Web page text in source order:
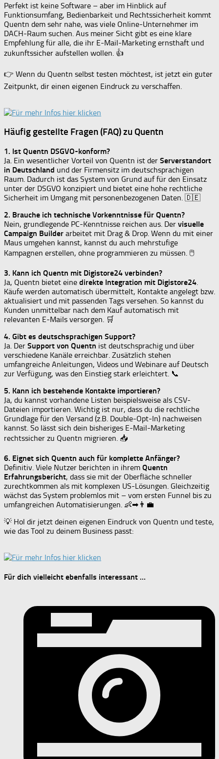
Perfekt ist keine Software – aber im Hinblick auf
Funktionsumfang, Bedienbarkeit und Rechtssicherheit kommt
Quentn dem sehr nahe, was viele Online-Unternehmer im
DACH-Raum suchen. Aus meiner Sicht gibt es eine klare
Empfehlung für alle, die ihr E-Mail-Marketing ernsthaft und
zukunftssicher aufstellen wollen. 👍
👉 Wenn du Quentn selbst testen möchtest, ist jetzt ein guter
Zeitpunkt, dir einen eigenen Eindruck zu verschaffen.
Häufig gestellte Fragen (FAQ) zu Quentn
1. Ist Quentn DSGVO-konform?
Ja. Ein wesentlicher Vorteil von Quentn ist der Serverstandort
in Deutschland und der Firmensitz im deutschsprachigen
Raum. Dadurch ist das System von Grund auf für den Einsatz
unter der DSGVO konzipiert und bietet eine hohe rechtliche
Sicherheit im Umgang mit personenbezogenen Daten. 🇩🇪
2. Brauche ich technische Vorkenntnisse für Quentn?
Nein, grundlegende PC-Kenntnisse reichen aus. Der visuelle
Campaign Builder arbeitet mit Drag & Drop. Wenn du mit einer
Maus umgehen kannst, kannst du auch mehrstufige
Kampagnen erstellen, ohne programmieren zu müssen. 🖱
3. Kann ich Quentn mit Digistore24 verbinden?
Ja, Quentn bietet eine direkte Integration mit Digistore24.
Käufe werden automatisch übermittelt, Kontakte angelegt bzw.
aktualisiert und mit passenden Tags versehen. So kannst du
Kunden unmittelbar nach dem Kauf automatisch mit
relevanten E-Mails versorgen. 🛒
4. Gibt es deutschsprachigen Support?
Ja. Der Support von Quentn ist deutschsprachig und über
verschiedene Kanäle erreichbar. Zusätzlich stehen
umfangreiche Anleitungen, Videos und Webinare auf Deutsch
zur Verfügung, was den Einstieg stark erleichtert. 📞
5. Kann ich bestehende Kontakte importieren?
Ja, du kannst vorhandene Listen beispielsweise als CSV-
Dateien importieren. Wichtig ist nur, dass du die rechtliche
Grundlage für den Versand (z.B. Double-Opt-In) nachweisen
kannst. So lässt sich dein bisheriges E-Mail-Marketing
rechtssicher zu Quentn migrieren. 📥
6. Eignet sich Quentn auch für komplette Anfänger?
Definitiv. Viele Nutzer berichten in ihrem Quentn
Erfahrungsbericht, dass sie mit der Oberfläche schneller
zurechtkommen als mit komplexen US-Lösungen. Gleichzeitig
wächst das System problemlos mit – vom ersten Funnel bis zu
umfangreichen Automatisierungen. 👶➡👨‍💼
💡 Hol dir jetzt deinen eigenen Eindruck von Quentn und teste,
wie das Tool zu deinem Business passt:
Für dich vielleicht ebenfalls interessant …